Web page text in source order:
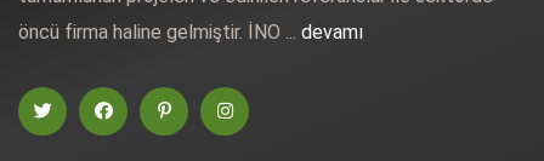
öncü firma haline gelmiştir. İNO ... devamı